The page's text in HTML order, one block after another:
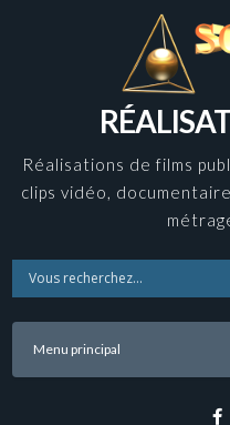
Réalisations de films
clips vidéo,
Menu principal